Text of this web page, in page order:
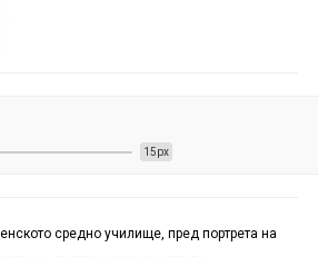
15px
средно училище, пред портрета на